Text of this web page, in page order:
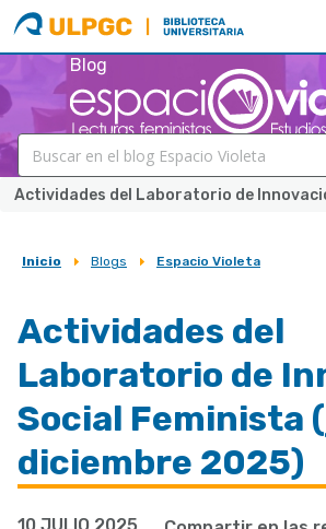
ULPGC
Biblioteca
ULPGC
Blog
Sobrescribir
de
ayuda
a
la
navegación
Inicio Blogs Espacio Violeta
Actividades del
Laboratorio de
Social Feminista
diciembre 2025)